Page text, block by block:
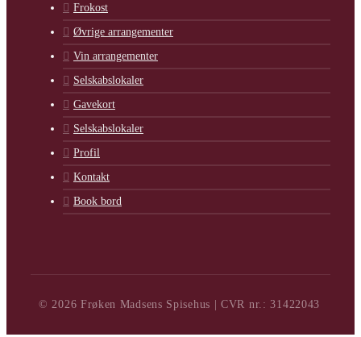
Frokost
Øvrige arrangementer
Vin arrangementer
Selskabslokaler
Gavekort
Selskabslokaler
Profil
Kontakt
Book bord
© 2026 Frøken Madsens Spisehus | CVR nr.: 31422043